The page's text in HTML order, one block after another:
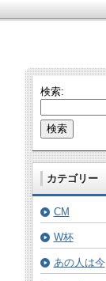
検索:
カテゴリー
CM
W杯
あの人は今